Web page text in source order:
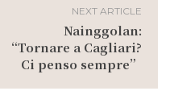
NEXT ARTICLE
Nainggolan:
“Tornare a Cagliari?
Ci penso sempre”